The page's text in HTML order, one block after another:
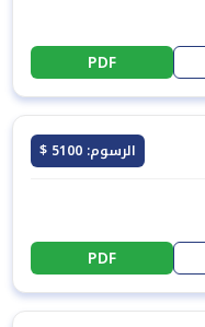
PDF
الرسوم: 5100 $
PDF